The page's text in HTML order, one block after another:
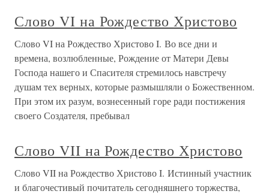
Слово VI на Рождество Христово
Слово VI на Рождество Христово I. Во все дни и
времена, возлюбленные, Рождение от Матери Девы
Господа нашего и Спасителя стремилось навстречу
душам тех верных, которые размышляли о Божественном.
При этом их разум, вознесенный горе ради постижения
своего Создателя, пребывал
Слово VII на Рождество Христово
Слово VII на Рождество Христово I. Истинный участник
и благочестивый почитатель сегодняшнего торжества,